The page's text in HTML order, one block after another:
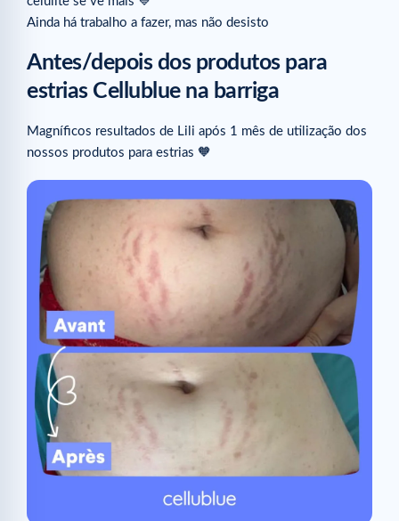
Ainda há trabalho a fazer, mas não desisto
Antes/depois dos produtos para
estrias Cellublue na barriga
Magníficos resultados de Lili após 1 mês de utilização dos
nossos produtos para estrias 🧡⁠